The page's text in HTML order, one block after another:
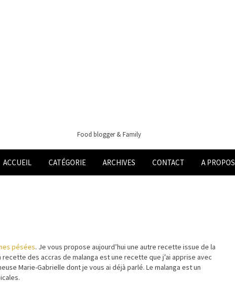
Food blogger & Family
ACCUEIL CATÉGORIE ARCHIVES CONTACT A PROPOS
pésées. Je vous propose aujourd’hui une autre recette issue de la
recette des accras de malanga est une recette que j’ai apprise avec
Marie-Gabrielle dont je vous ai déjà parlé. Le malanga est un